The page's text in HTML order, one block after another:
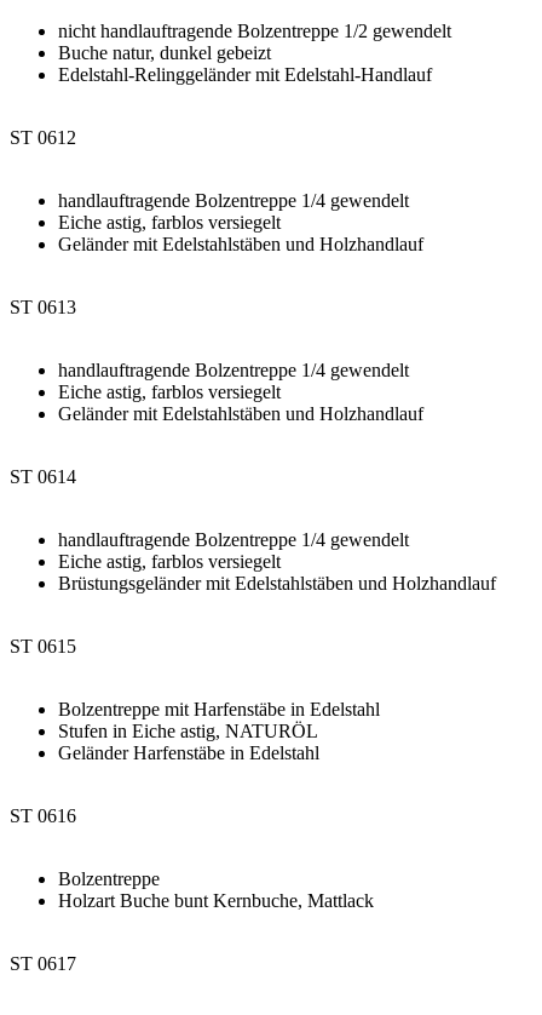
nicht handlauftragende Bolzentreppe 1/2 gewendelt
Buche natur, dunkel gebeizt
Edelstahl-Relinggeländer mit Edelstahl-Handlauf
ST 0612
handlauftragende Bolzentreppe 1/4 gewendelt
Eiche astig, farblos versiegelt
Geländer mit Edelstahlstäben und Holzhandlauf
ST 0613
handlauftragende Bolzentreppe 1/4 gewendelt
Eiche astig, farblos versiegelt
Geländer mit Edelstahlstäben und Holzhandlauf
ST 0614
handlauftragende Bolzentreppe 1/4 gewendelt
Eiche astig, farblos versiegelt
Brüstungsgeländer mit Edelstahlstäben und Holzhandlauf
ST 0615
Bolzentreppe mit Harfenstäbe in Edelstahl
Stufen in Eiche astig, NATURÖL
Geländer Harfenstäbe in Edelstahl
ST 0616
Bolzentreppe
Holzart Buche bunt Kernbuche, Mattlack
ST 0617